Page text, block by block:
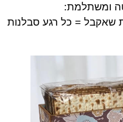
ומשתלמת:
שאקבל = כל רגע סבלנות